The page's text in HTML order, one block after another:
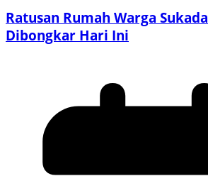
Ratusan Rumah Warga
Dibongkar Hari Ini